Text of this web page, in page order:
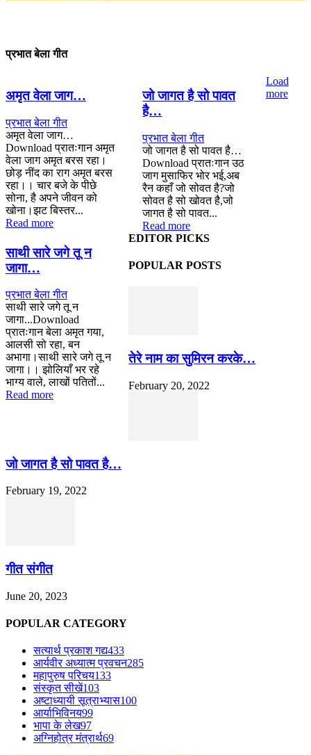
प्रभात बेला गीत
अमृत वेला जाग…
प्रभात बेला गीत
अमृत वेला जाग…
Download प्रातःगान अमृत
वेला जाग अमृत बरस रहा।
छोड़ नींद का राग अमृत बरस
रहा।। चार बजे के पीछे
सोना, है अपने जीवन को
खोना।झट बिस्तर...
Read more
जो जागत है सो पावत
है…
प्रभात बेला गीत
जो जागत है सो पावत है…
Download प्रातःगान उठ
जाग मुसाफिर भोर भई,अब
रैन कहाँ जो सोवत है?जो
सोवत है सो खोवत है,जो
जागत है सो पावत...
Read more
साथी सारे जगे तू न
जागा…
प्रभात बेला गीत
साथी सारे जगे तू न
जागा...Download
प्रातःगान बेला अमृत गया,
आलसी सो रहा, बन
अभागा।साथी सारे जगे तू न
जागा।। झोलियाँ भर रहे
भाग्य वाले, लाखों पतितों...
Read more
Load
more
EDITOR PICKS
POPULAR POSTS
तेरे नाम का सुमिरन करके…
February 20, 2022
जो जागत है सो पावत है…
February 19, 2022
गीत संगीत
June 20, 2023
POPULAR CATEGORY
सत्यार्थ प्रकाश गद्य433
आर्यवीर अध्यात्म प्रवचन285
महापुरुष परिचय133
संस्कृत सीखें103
अष्टाध्यायी सूत्राभ्यास100
आर्याभिविनय99
भापा के लेख97
अग्निहोत्र मंत्रार्थ69